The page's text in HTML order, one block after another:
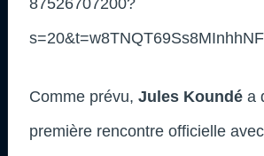
87526707200?
Comme prévu, Jules Koundé a
première rencontre officielle